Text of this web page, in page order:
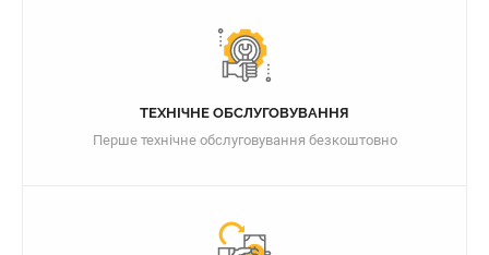
ТЕХНІЧНЕ ОБСЛУГОВУВАННЯ
Перше технічне обслуговування безкоштовно